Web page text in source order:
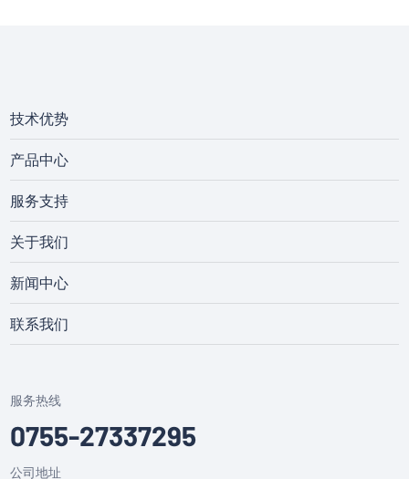
技术优势
产品中心
服务支持
关于我们
新闻中心
联系我们
服务热线
0755-27337295
公司地址